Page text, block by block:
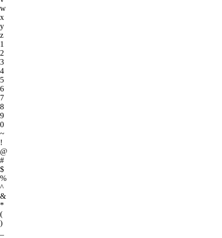
w
x
y
z
1
2
3
4
5
6
7
8
9
0
~
!
@
#
$
%
^
&
*
(
)